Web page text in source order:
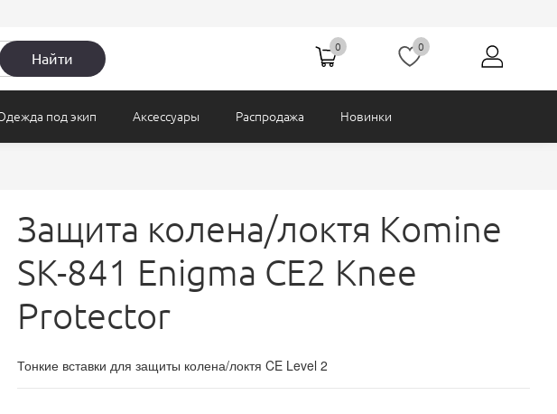
Найти
0 0
Подстежки
езды
под экип Аксессуары Распродажа Новинки
Защита колена/локтя Komine
SK-841 Enigma CE2 Knee
Protector
Тонкие вставки для защиты колена/локтя CE Level 2